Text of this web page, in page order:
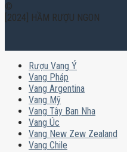
©
[2024] HẦM RƯỢU NGON
Rượu Vang Ý
Vang Pháp
Vang Argentina
Vang Mỹ
Vang Tây Ban Nha
Vang Úc
Vang New Zew Zealand
Vang Chile